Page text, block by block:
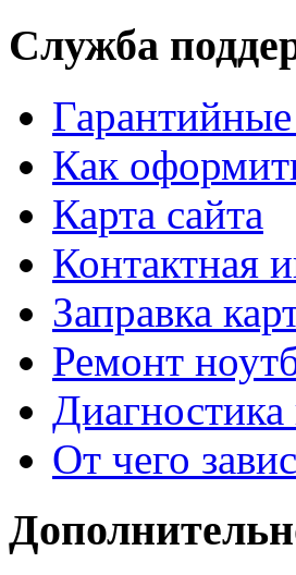
Служба
Как
Карта сайта
Контактная
Заправка
Ремонт
От чего